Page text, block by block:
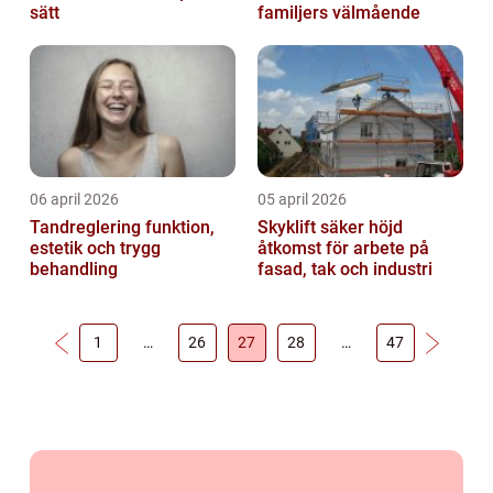
sätt
familjers välmående
06 april 2026
Tandreglering funktion,
estetik och trygg
behandling
05 april 2026
Skyklift säker höjd
åtkomst för arbete på
fasad, tak och industri
1 … 26 27 28 … 47